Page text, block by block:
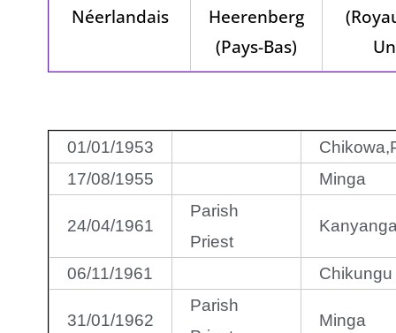
Néerlandais
Heerenberg
(Pays-Bas)
01/01/1953
17/08/1955
Minga
24/04/1961
Parish
Priest
06/11/1961 Chikungu
31/01/1962
Parish
Minga